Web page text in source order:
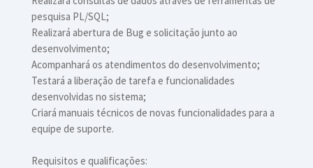
pesquisa PL/SQL;
Realizará abertura de Bug e solicitação junto ao
desenvolvimento;
Acompanhará os atendimentos do desenvolvimento;
Testará a liberação de tarefa e funcionalidades
desenvolvidas no sistema;
Criará manuais técnicos de novas funcionalidades para a
equipe de suporte.
Requisitos e qualificações: